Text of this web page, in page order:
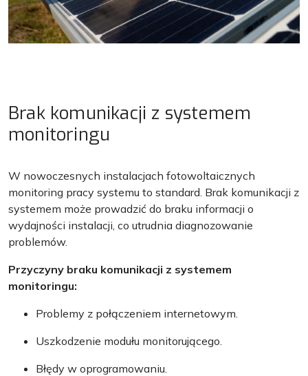
Brak komunikacji z systemem
monitoringu
W nowoczesnych instalacjach fotowoltaicznych
monitoring pracy systemu to standard. Brak komunikacji z
systemem może prowadzić do braku informacji o
wydajności instalacji, co utrudnia diagnozowanie
problemów.
Przyczyny braku komunikacji z systemem
monitoringu:
Problemy z połączeniem internetowym.
Uszkodzenie modułu monitorującego.
Błędy w oprogramowaniu.